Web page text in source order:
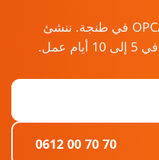
مكتب خبير محاسب معتمد OPCA في طنجة. ننشئ
0612 00 70 70